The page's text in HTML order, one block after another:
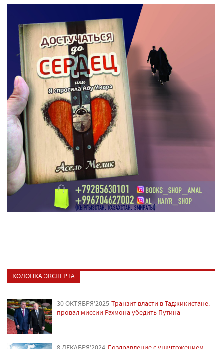
КОЛОНКА ЭКСПЕРТА
30 ОКТЯБРЯ'2025 Транзит власти в Таджикистане:
провал миссии Рахмона убедить Путина
8 ДЕКАБРЯ'2024 Поздравление с уничтожением